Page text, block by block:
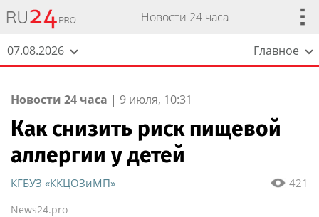
Новости 24 часа
07.08.2026 Главное
Новости 24 часа | 9 июля, 10:31
Как снизить риск пищевой
аллергии у детей
421
КГБУЗ «ККЦОЗиМП»
News24.pro